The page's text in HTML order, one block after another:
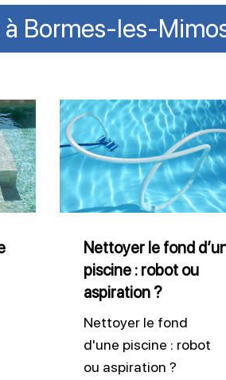
Bormes-les-
Nettoyer
le
fond
d’une
piscine
robot
aspiration
Nettoyer le fond
piscine : robot ou
aspiration ?
Nettoyer le fond
d'une piscine : robot
ou aspiration ?